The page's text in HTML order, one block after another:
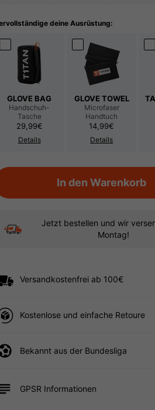
deine Ausrüstung:
GLOVE BAG
Handschuh-
Tasche
Normaler Preis
29,99€
Details
GLOVE TOWEL
Microfaser
Handtuch
Normaler Preis
14,99€
Details
In den Warenkorb
Jetzt bestellen und wir
Montag!
Versandkostenfrei ab 100€
Kostenlose und einfache Retoure
Bekannt aus der Bundesliga
GPSR Informationen